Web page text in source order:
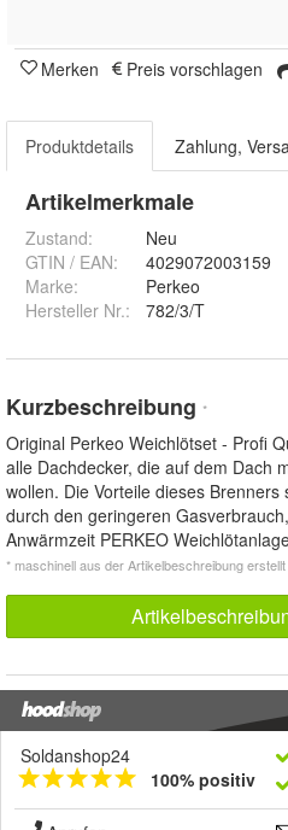
Merken Preis vorschlagen
Produktdetails Zahlung,
Artikelmerkmale
Zustand:
Neu
GTIN / EAN:
4029072003159
Marke:
Perkeo
Hersteller Nr.:
782/3/T
Kurzbeschreibung *
Original Perkeo Weichlötset - Profi
alle Dachdecker, die auf dem Dach
wollen. Die Vorteile dieses
durch den geringeren
Anwärmzeit PERKEO
* maschinell aus der Artikelbeschreibung erstellt
Soldanshop24
100% positiv